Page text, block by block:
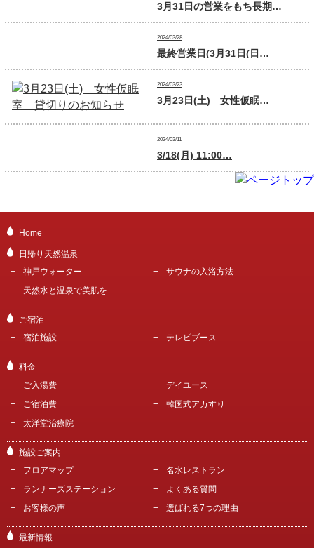
3月31日の営業をもち長期…
2024/03/28
最終営業日(3月31日(日…
2024/03/23
3月23日(土) 女性仮眠…
2024/03/11
3/18(月) 11:00…
Home
日帰り天然温泉
神戸ウォーター
サウナの入浴方法
天然水と温泉で美肌を
ご宿泊
宿泊施設
テレビブース
料金
ご入湯費
デイユース
ご宿泊費
韓国式アカすり
太洋堂治療院
施設ご案内
フロアマップ
名水レストラン
ランナーズステーション
よくある質問
お客様の声
選ばれる7つの理由
最新情報